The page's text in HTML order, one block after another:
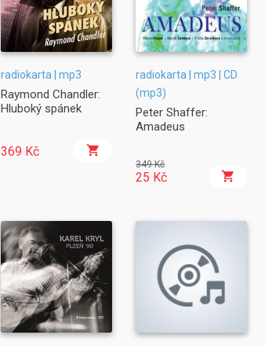
radiokarta | mp3
Raymond Chandler:
Hluboký spánek
369 Kč
radiokarta | mp3 | CD
(mp3)
Peter Shaffer:
Amadeus
349 Kč
25 Kč